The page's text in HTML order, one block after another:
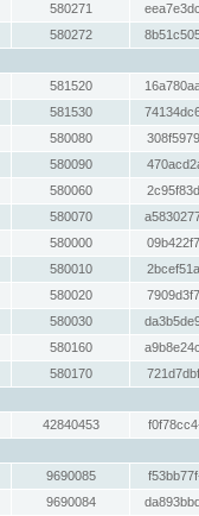
580271
580272
581520
581530
580080
580090
580060
580070
580000
580010
580020
580030
580160
580170
42840453
9690085
9690084